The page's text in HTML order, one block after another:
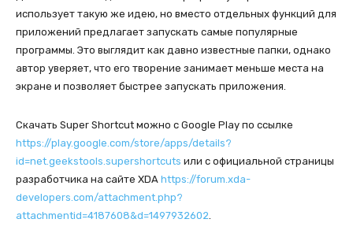
использует такую же идею, но вместо отдельных функций для
приложений предлагает запускать самые популярные
программы. Это выглядит как давно известные папки, однако
автор уверяет, что его творение занимает меньше места на
экране и позволяет быстрее запускать приложения.
Скачать Super Shortcut можно с Google Play по ссылке
https://play.google.com/store/apps/details?
id=net.geekstools.supershortcuts или с официальной страницы
разработчика на сайте XDA https://forum.xda-
developers.com/attachment.php?
attachmentid=4187608&d=1497932602